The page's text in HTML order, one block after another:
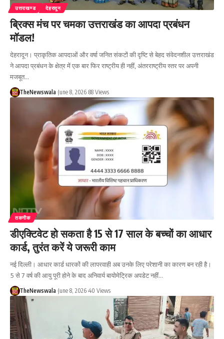
उत्तराखण्ड देहरादून
ब्रिक्स मंच पर चमका उत्तराखंड का आपदा प्रबंधन
मॉडल!
देहरादून। प्राकृतिक आपदाओं और वर्षा जनित संकटों की दृष्टि से बेहद संवेदनशील उत्तराखंड
ने आपदा प्रबंधन के क्षेत्र में एक बार फिर राष्ट्रीय ही नहीं, अंतरराष्ट्रीय स्तर पर अपनी
मजबूत…
TheNewswala June 8, 2026 88 Views
तकनीक
डीएक्टिवेट हो सकता है 15 से 17 साल के बच्चों का आधार
कार्ड, तुरंत करें ये जरूरी काम
नई दिल्ली। आधार कार्ड धारकों की लापरवाही अब उनके लिए परेशानी का कारण बन रही है।
5 से 7 वर्ष की आयु पूरी होने के बाद अनिवार्य बायोमेट्रिक अपडेट नहीं…
TheNewswala June 8, 2026 40 Views